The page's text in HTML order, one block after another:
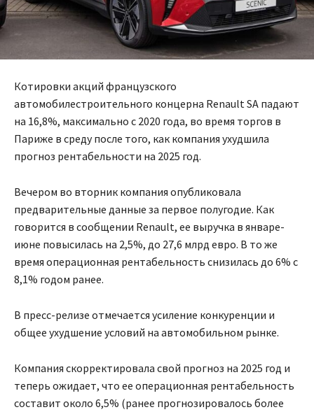
Котировки акций французского
автомобилестроительного концерна Renault SA падают
на 16,8%, максимально с 2020 года, во время торгов в
Париже в среду после того, как компания ухудшила
прогноз рентабельности на 2025 год.
Вечером во вторник компания опубликовала
предварительные данные за первое полугодие. Как
говорится в сообщении Renault, ее выручка в январе-
июне повысилась на 2,5%, до 27,6 млрд евро. В то же
время операционная рентабельность снизилась до 6% с
8,1% годом ранее.
В пресс-релизе отмечается усиление конкуренции и
общее ухудшение условий на автомобильном рынке.
Компания скорректировала свой прогноз на 2025 год и
теперь ожидает, что ее операционная рентабельность
составит около 6,5% (ранее прогнозировалось более